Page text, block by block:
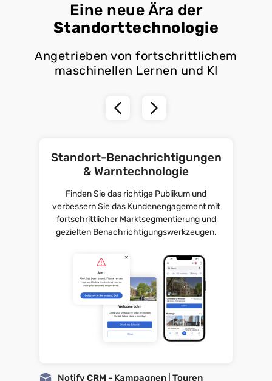
Eine neue Ära der
Standorttechnologie
Angetrieben von fortschrittlichem
maschinellen Lernen und KI
Standort-Benachrichtigungen
& Warntechnologie
Finden Sie das richtige Publikum und
verbessern Sie das Kundenengagement mit
fortschrittlicher Marktsegmentierung und
gezielten Benachrichtigungswerkzeugen.
Notify CRM - Kampagnen | Touren